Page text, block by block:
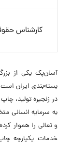
کارشناس
آسان‌پک یکی از
بسته‌بندی ایران
در زنجیره تولید،
به سرمایه انسانی
و تعالی را هموار
خدمات یکپارچه